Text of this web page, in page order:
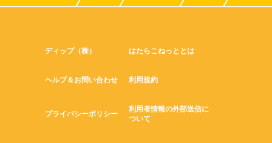
ディップ（株） はたらこねっととは
ヘルプ＆お問い合わせ 利用規約
プライバシーポリシー
利用者情報の外部送信に
ついて